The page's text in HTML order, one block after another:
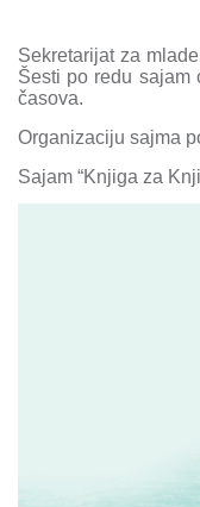
Sekretarijat za
Šesti po redu sajam
časova.
Organizaciju sajma
Sajam “Knjiga za